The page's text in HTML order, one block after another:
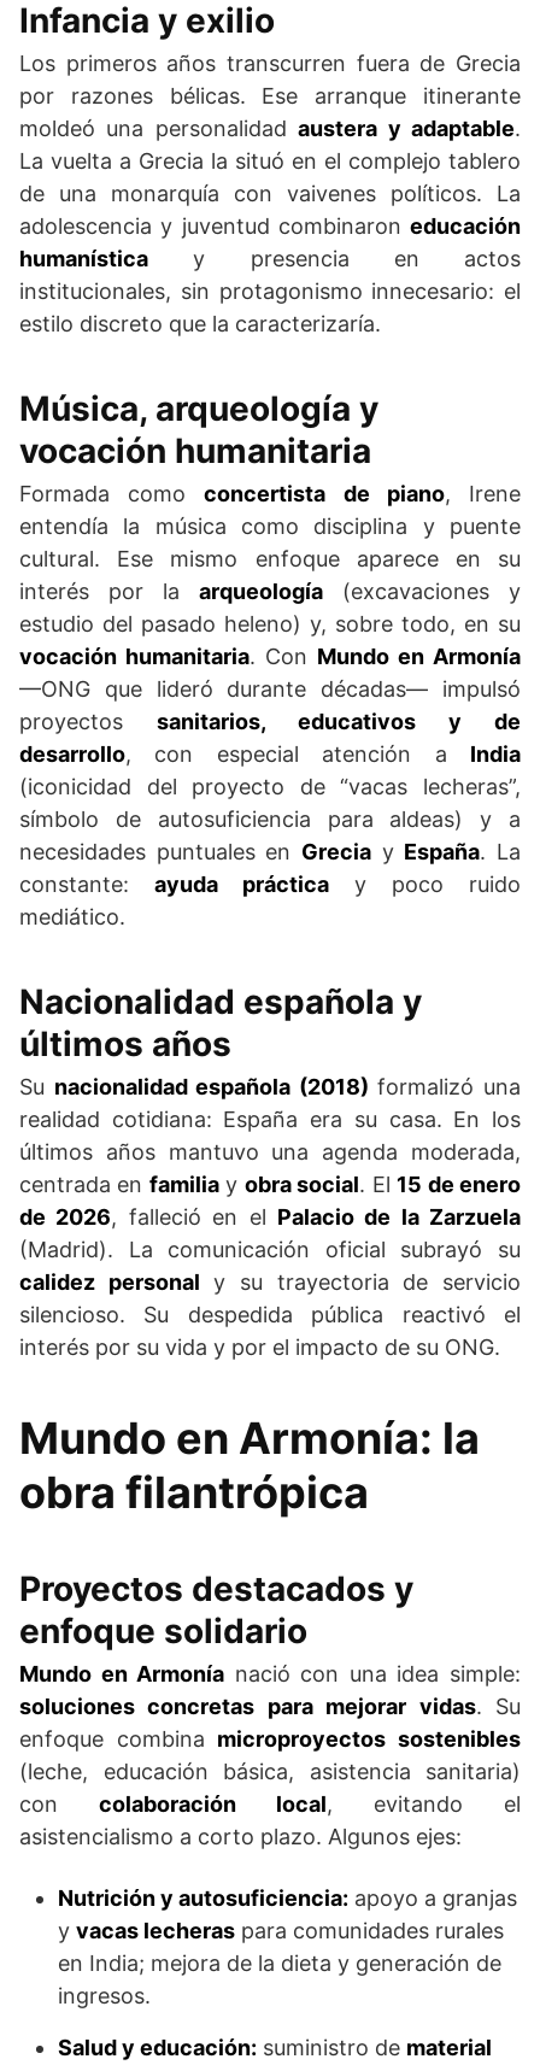
Infancia y exilio
Los primeros años transcurren fuera de Grecia
por razones bélicas. Ese arranque itinerante
moldeó una personalidadaustera y adaptable.
La vuelta a Grecia la situó en el complejo tablero
de una monarquía con vaivenes políticos. La
adolescencia y juventud combinaron educación
humanística y presencia en actos
institucionales, sin protagonismo innecesario: el
estilo discreto que la caracterizaría.
Música, arqueología y
vocación humanitaria
Formada comoconcertista de piano, Irene
entendía la música como disciplina y puente
cultural. Ese mismo enfoque aparece en su
interés por la arqueología (excavaciones y
estudio del pasado heleno) y, sobre todo, en su
vocación humanitaria. Con Mundo en Armonía
—ONG que lideró durante décadas— impulsó
proyectos sanitarios, educativos y de
desarrollo, con especial atención a India
(iconicidad del proyecto de “vacas lecheras”,
símbolo de autosuficiencia para aldeas) y a
necesidades puntuales en Grecia y España. La
constante: ayuda práctica y poco ruido
mediático.
Nacionalidad española y
últimos años
Su nacionalidad española (2018) formalizó una
realidad cotidiana: España era su casa. En los
últimos años mantuvo una agenda moderada,
centrada en familiay obra social. El 15 de enero
de 2026, falleció en el Palacio de la Zarzuela
(Madrid). La comunicación oficial subrayó su
calidez personal y su trayectoria de servicio
silencioso. Su despedida pública reactivó el
interés por su vida y por el impacto de su ONG.
Mundo en Armonía: la
obra filantrópica
Proyectos destacados y
enfoque solidario
Mundo en Armonía nació con una idea simple:
soluciones concretas para mejorar vidas. Su
enfoque combina microproyectos sostenibles
(leche, educación básica, asistencia sanitaria)
con colaboración local, evitando el
asistencialismo a corto plazo. Algunos ejes:
Nutrición y autosuficiencia: apoyo a granjas
y vacas lecheras para comunidades rurales
en India; mejora de la dieta y generación de
ingresos.
Salud y educación: suministro de material